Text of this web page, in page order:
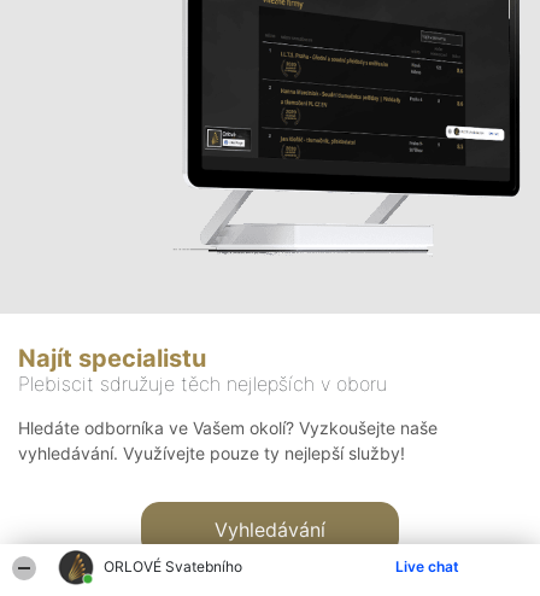
ORLOVÉ Svatebního Live chat
Najít specialistu
Plebiscit sdružuje těch nejlepších v oboru
Hledáte odborníka ve Vašem okolí? Vyzkoušejte naše
vyhledávání. Využívejte pouze ty nejlepší služby!
Vyhledávání